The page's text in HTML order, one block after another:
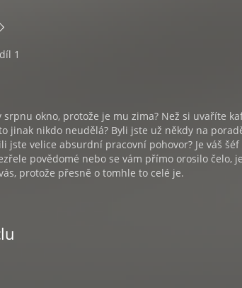
díl 1
srpnu okno, protože je mu zima? Než si uvaříte
jinak nikdo neudělá? Byli jste už někdy na
jste velice absurdní pracovní pohovor? Je váš
povědomé nebo se vám přímo orosilo čelo,
protože přesně o tomhle to celé je.